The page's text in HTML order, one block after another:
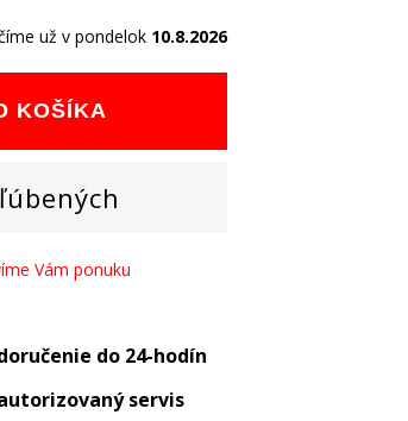
už v pondelok 10.8.2026
KOŠÍKA
Vám ponuku
do 24-hodín
servis